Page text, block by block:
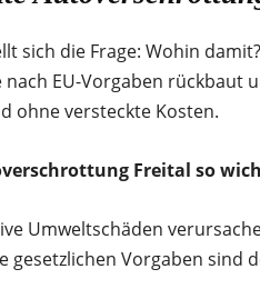
sich die Frage: Wohin
EU-Vorgaben
ohne versteckte Kosten.
Freital so
Umweltschäden
Vorgaben